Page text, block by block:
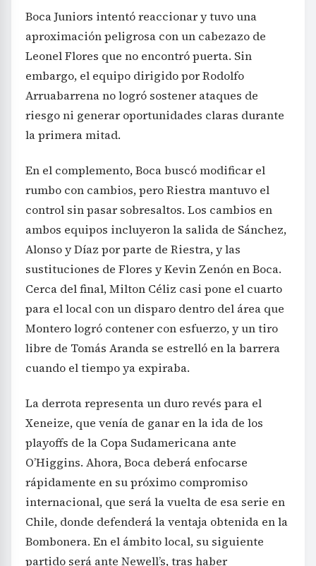
Boca Juniors intentó reaccionar y tuvo una
aproximación peligrosa con un cabezazo de
Leonel Flores que no encontró puerta. Sin
embargo, el equipo dirigido por Rodolfo
Arruabarrena no logró sostener ataques de
riesgo ni generar oportunidades claras durante
la primera mitad.
En el complemento, Boca buscó modificar el
rumbo con cambios, pero Riestra mantuvo el
control sin pasar sobresaltos. Los cambios en
ambos equipos incluyeron la salida de Sánchez,
Alonso y Díaz por parte de Riestra, y las
sustituciones de Flores y Kevin Zenón en Boca.
Cerca del final, Milton Céliz casi pone el cuarto
para el local con un disparo dentro del área que
Montero logró contener con esfuerzo, y un tiro
libre de Tomás Aranda se estrelló en la barrera
cuando el tiempo ya expiraba.
La derrota representa un duro revés para el
Xeneize, que venía de ganar en la ida de los
playoffs de la Copa Sudamericana ante
O’Higgins. Ahora, Boca deberá enfocarse
rápidamente en su próximo compromiso
internacional, que será la vuelta de esa serie en
Chile, donde defenderá la ventaja obtenida en la
Bombonera. En el ámbito local, su siguiente
partido será ante Newell’s, tras haber